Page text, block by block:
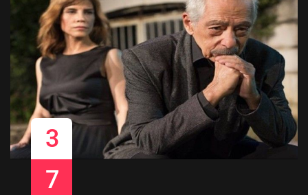
3
7